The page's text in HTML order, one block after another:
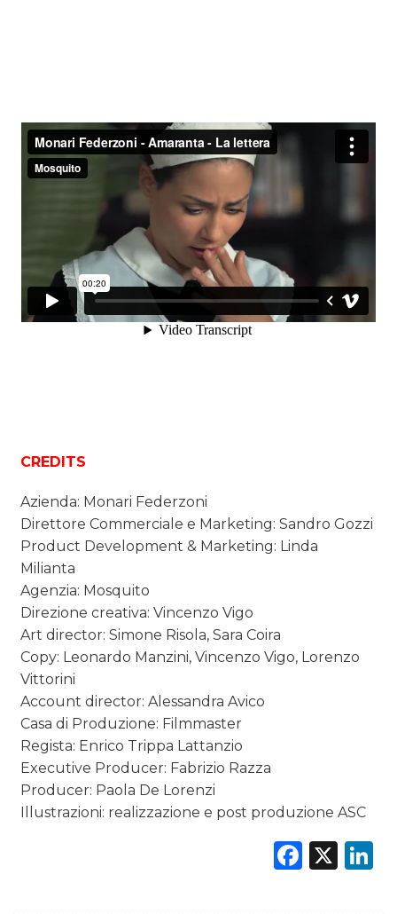
CREDITS
Azienda: Monari Federzoni
Direttore Commerciale e Marketing: Sandro Gozzi
Product Development & Marketing: Linda
Milianta
Agenzia: Mosquito
Direzione creativa: Vincenzo Vigo
Art director: Simone Risola, Sara Coira
Copy: Leonardo Manzini, Vincenzo Vigo, Lorenzo
Vittorini
Account director: Alessandra Avico
Casa di Produzione: Filmmaster
Regista: Enrico Trippa Lattanzio
Executive Producer: Fabrizio Razza
Producer: Paola De Lorenzi
Illustrazioni: realizzazione e post produzione ASC
X